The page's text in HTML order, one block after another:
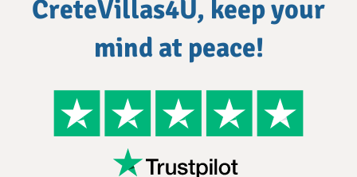
CreteVillas4U, keep your
mind at peace!